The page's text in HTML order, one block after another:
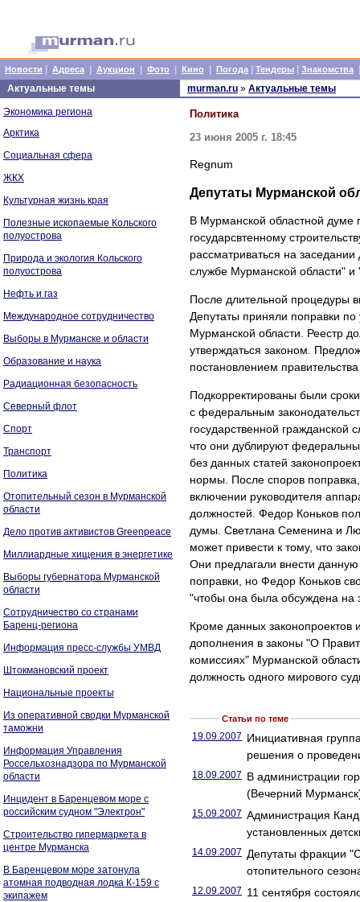
Новости Адреса Аукцион Фото Кино Погода Тендеры Знакомства
Актуальные темы
Экономика региона
Арктика
Социальная сфера
ЖКХ
Культурная жизнь края
Полезные ископаемые Кольского
полуострова
Природа и экология Кольского
полуострова
Нефть и газ
Международное сотрудничество
Выборы в Мурманске и области
Образование и наука
Радиационная безопасность
Северный флот
Спорт
Транспорт
Политика
Отопительный сезон в Мурманской
области
Дело против активистов Greenpeace
Миллиардные хищения в энергетике
Выборы губернатора Мурманской
области
Сотрудничество со странами
Баренц-региона
Информация пресс-службы УМВД
Штокмановский проект
Национальные проекты
Из оперативной сводки Мурманской
таможни
Информация Управления
Россельхознадзора по Мурманской
области
Инцидент в Баренцевом море с
российским судном "Электрон"
Строительство гипермаркета в
центре Мурманска
В Баренцевом море затонула
атомная подводная лодка К-159 с
экипажем
murman.ru » Актуальные темы
Политика
23 июня 2005 г. 18:45
Regnum
Депутаты Мурманской
В Мурманской областной думе
государсвтенному
рассматриваться на
службе Мурманской области" и
После длительной процедуры
Депутаты приняли поправки
Мурманской области. Реестр
утверждаться законом.
постановлением
Подкорректированы были
с федеральным
государственной
что они дублируют
без данных статей
нормы. После споров
включении руководителя
должностей. Федор Коньков
думы. Светлана Семенина и
может привести к тому, что
Они предлагали внести данную
поправки, но Федор Коньков
"чтобы она была обсуждена на
Кроме данных
дополнения в законы "О
комиссиях" Мурманской
должность одного мирового
Статьи по теме
19.09.2007 Инициативная
решения о
18.09.2007 В администрации
(Вечерний
15.09.2007 Администрация
установленных
14.09.2007 Депутаты фракции
отопительного
12.09.2007 11 сентября